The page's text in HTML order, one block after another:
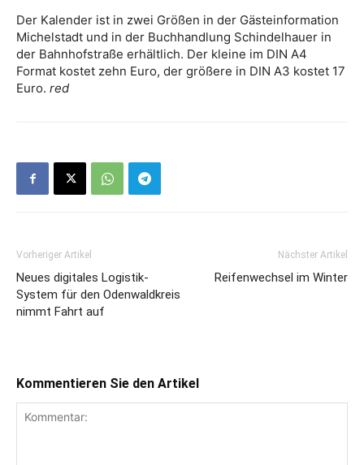
Der Kalender ist in zwei Größen in der Gästeinformation
Michelstadt und in der Buchhandlung Schindelhauer in
der Bahnhofstraße erhältlich. Der kleine im DIN A4
Format kostet zehn Euro, der größere in DIN A3 kostet 17
Euro. red
Vorheriger Artikel
Neues digitales Logistik-
System für den Odenwaldkreis
nimmt Fahrt auf
Nächster Artikel
Reifenwechsel im Winter
Kommentieren Sie den Artikel